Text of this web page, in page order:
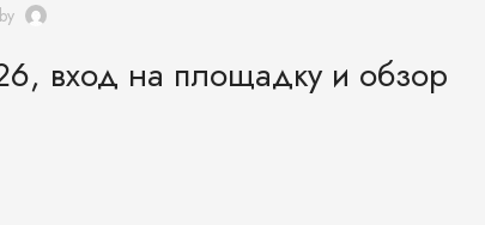
вход на площадку и обзор